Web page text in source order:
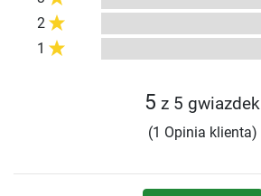
2
1
5 z 5 gwiazdek
(1 Opinia klienta)